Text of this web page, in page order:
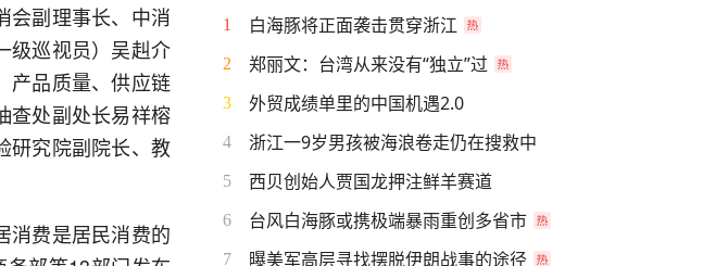
会副理事长、中消
级巡视员）吴赳介
产品质量、供应链
查处副处长易祥榕
研究院副院长、教
消费是居民消费的
1 白海豚将正面袭击贯穿浙江
2 郑丽文：台湾从来没有“独立”过
3 外贸成绩单里的中国机遇2.0
4 浙江一9岁男孩被海浪卷走仍在搜救中
5 西贝创始人贾国龙押注鲜羊赛道
6 台风白海豚或携极端暴雨重创多省市
7 曝美军高层寻找摆脱伊朗战事的途径